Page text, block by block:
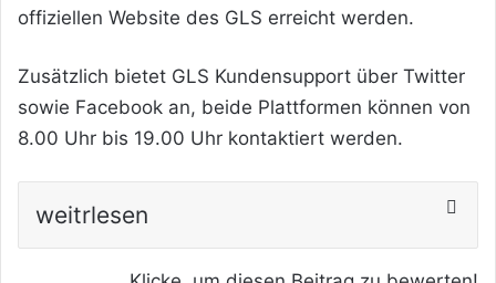
offiziellen Website des GLS erreicht werden.
Zusätzlich bietet GLS Kundensupport über Twitter
sowie Facebook an, beide Plattformen können von
8.00 Uhr bis 19.00 Uhr kontaktiert werden.
weitrlesen